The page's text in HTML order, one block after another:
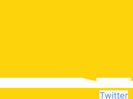
Twitter